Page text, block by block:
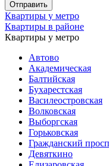
Квартиры у метро
Квартиры в районе
Квартиры у метро
Автово
Академическая
Балтийская
Бухарестская
Василеостровская
Волковская
Выборгская
Горьковская
Гражданский
Девяткино